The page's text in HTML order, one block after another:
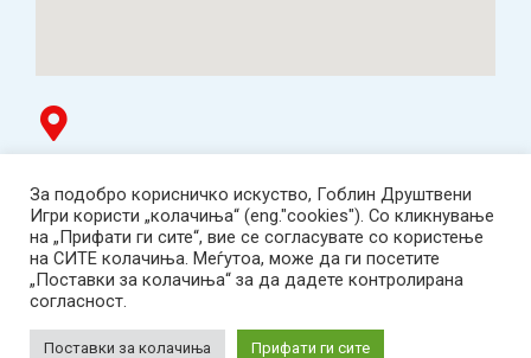
ТЦ Буњаковец - 1. кат, Скопје.
Tел: 078 669 482
Работно време: пон-пет 12:00-19:00 /саб 12:00-17:00
2001-2026 Goblin Games, All Rights Reserved.
Гоблин ДОО, Скопје. Даночен број:
За подобро корисничко искуство, Гоблин Друштвени
Игри користи „колачиња“ (eng."cookies"). Со кликнување
на „Прифати ги сите“, вие се согласувате со користење
на СИТЕ колачиња. Меѓутоа, може да ги посетите
„Поставки за колачиња“ за да дадете контролирана
согласност.
Поставки за колачиња Прифати ги сите